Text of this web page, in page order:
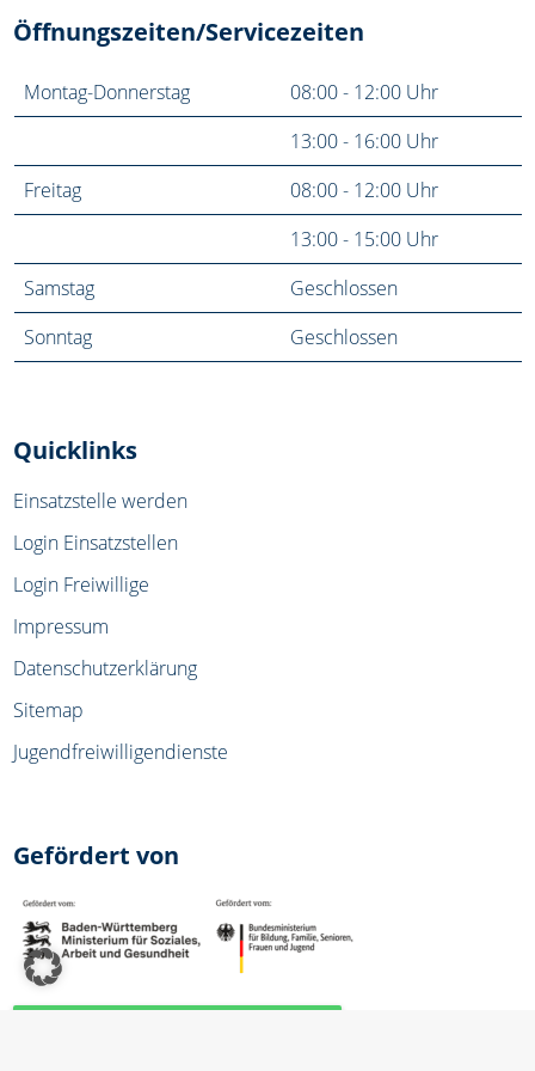
Montag-Donnerstag
08:00 - 12:00 Uhr
13:00 - 16:00 Uhr
Freitag
08:00 - 12:00 Uhr
13:00 - 15:00 Uhr
Samstag
Geschlossen
Sonntag
Geschlossen
Einsatzstelle werden
Login Einsatzstellen
Impressum
Sitemap